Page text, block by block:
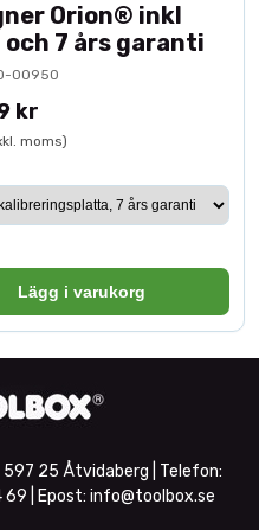
Orion® inkl
7 års garanti
00950
kr
moms)
Lägg i varukorg
597 25 Åtvidaberg | Telefon:
69 | Epost: info@toolbox.se